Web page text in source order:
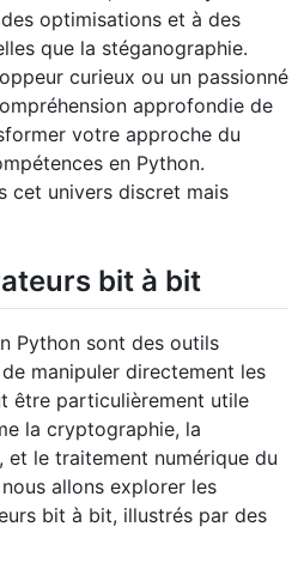
optimisations et à des
que la stéganographie.
curieux ou un passionné
approfondie de
votre approche du
en Python.
cet univers discret mais
bit à bit
Python sont des outils
manipuler directement les
être particulièrement utile
la cryptographie, la
et le traitement numérique du
allons explorer les
bit à bit, illustrés par des